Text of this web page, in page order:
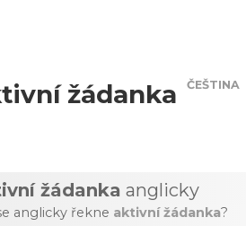
žádanka ČEŠTINA
žádanka anglicky
anglicky řekne aktivní žádanka?